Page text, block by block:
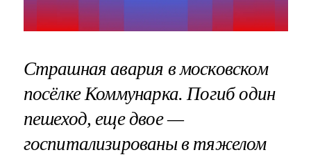
Страшная авария в московском
посёлке Коммунарка. Погиб один
пешеход, еще двое —
госпитализированы в тяжелом